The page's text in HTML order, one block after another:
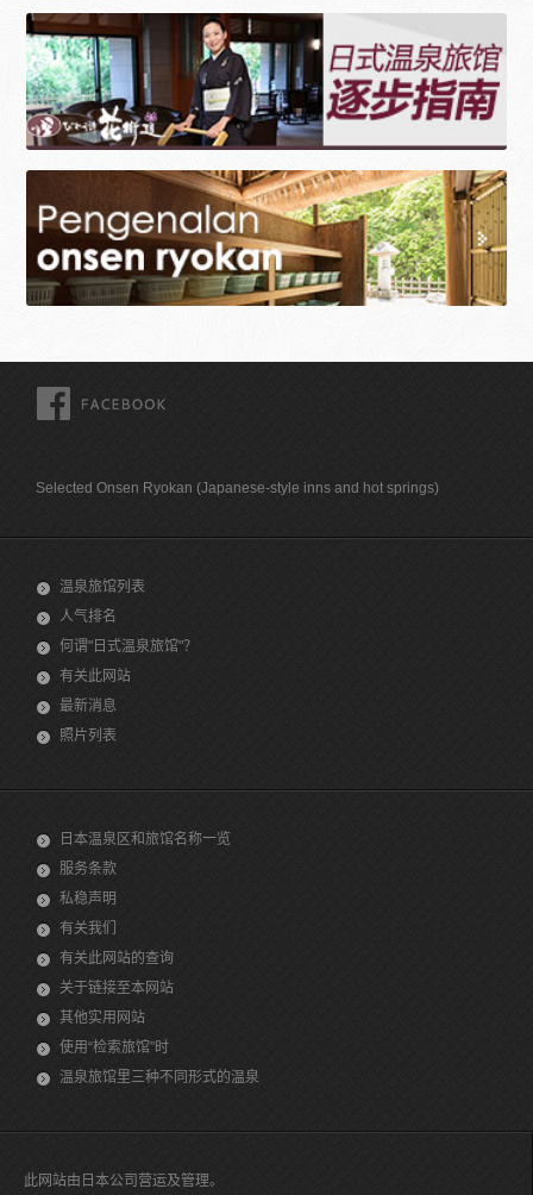
Selected Onsen Ryokan (Japanese-style inns and hot springs)
温泉旅馆列表
人气排名
何谓"日式温泉旅馆"？
有关此网站
最新消息
照片列表
日本温泉区和旅馆名称一览
服务条款
私稳声明
有关我们
有关此网站的查询
关于链接至本网站
其他实用网站
使用“检索旅馆”时
温泉旅馆里三种不同形式的温泉
此网站由日本公司营运及管理。